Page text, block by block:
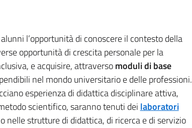
l’opportunità di conoscere il contesto della
opportunità di crescita personale per la
e acquisire, attraversomoduli di base
nel mondo universitario e delle professioni.
esperienza di didattica disciplinare attiva,
scientifico, saranno tenuti deilaboratori
nelle strutture di didattica, di ricerca e di servizio